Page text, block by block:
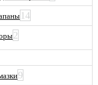
14
2
9